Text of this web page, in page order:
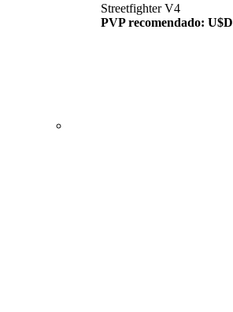
Streetfighter V4
PVP recomendado: